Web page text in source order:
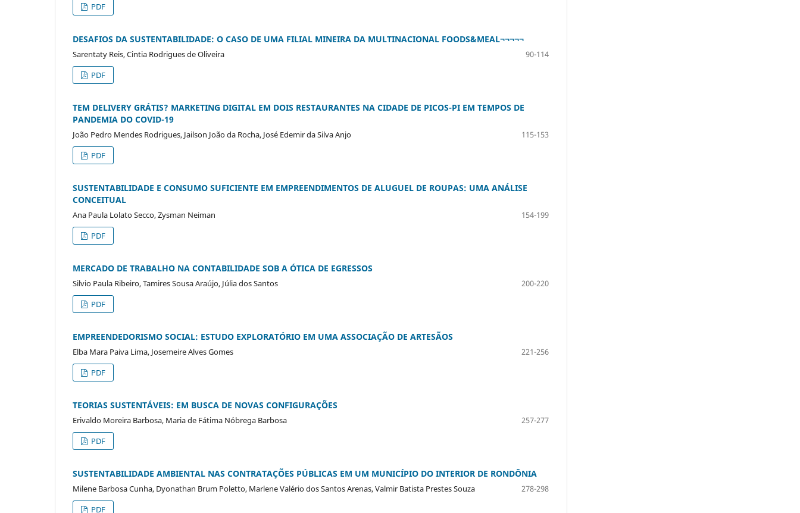
PDF
DESAFIOS DA SUSTENTABILIDADE: O CASO DE UMA FILIAL MINEIRA DA MULTINACIONAL FOODS&MEAL¬¬¬¬¬
Sarentaty Reis, Cintia Rodrigues de Oliveira
90-114
PDF
TEM DELIVERY GRÁTIS? MARKETING DIGITAL EM DOIS RESTAURANTES NA CIDADE DE PICOS-PI EM TEMPOS DE
PANDEMIA DO COVID-19
João Pedro Mendes Rodrigues, Jailson João da Rocha, José Edemir da Silva Anjo
115-153
PDF
SUSTENTABILIDADE E CONSUMO SUFICIENTE EM EMPREENDIMENTOS DE ALUGUEL DE ROUPAS: UMA ANÁLISE
CONCEITUAL
Ana Paula Lolato Secco, Zysman Neiman
154-199
PDF
MERCADO DE TRABALHO NA CONTABILIDADE SOB A ÓTICA DE EGRESSOS
Silvio Paula Ribeiro, Tamires Sousa Araújo, Júlia dos Santos
200-220
PDF
EMPREENDEDORISMO SOCIAL: ESTUDO EXPLORATÓRIO EM UMA ASSOCIAÇÃO DE ARTESÃOS
Elba Mara Paiva Lima, Josemeire Alves Gomes
221-256
PDF
TEORIAS SUSTENTÁVEIS: EM BUSCA DE NOVAS CONFIGURAÇÕES
Erivaldo Moreira Barbosa, Maria de Fátima Nóbrega Barbosa
257-277
PDF
SUSTENTABILIDADE AMBIENTAL NAS CONTRATAÇÕES PÚBLICAS EM UM MUNICÍPIO DO INTERIOR DE RONDÔNIA
Milene Barbosa Cunha, Dyonathan Brum Poletto, Marlene Valério dos Santos Arenas, Valmir Batista Prestes Souza
278-298
PDF